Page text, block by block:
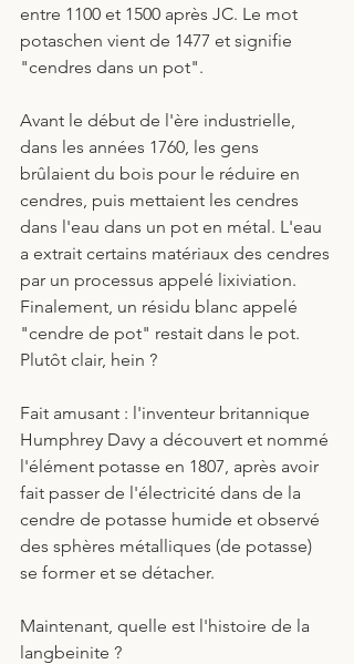
entre 1100 et 1500 après JC. Le mot
potaschen vient de 1477 et signifie
"cendres dans un pot".
Avant le début de l'ère industrielle,
dans les années 1760, les gens
brûlaient du bois pour le réduire en
cendres, puis mettaient les cendres
dans l'eau dans un pot en métal. L'eau
a extrait certains matériaux des cendres
par un processus appelé lixiviation.
Finalement, un résidu blanc appelé
"cendre de pot" restait dans le pot.
Plutôt clair, hein ?
Fait amusant : l'inventeur britannique
Humphrey Davy a découvert et nommé
l'élément potasse en 1807, après avoir
fait passer de l'électricité dans de la
cendre de potasse humide et observé
des sphères métalliques (de potasse)
se former et se détacher.
Maintenant, quelle est l'histoire de la
langbeinite ?